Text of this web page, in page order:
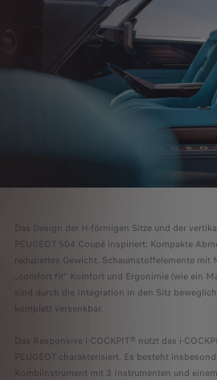
Das Design der H-förmigen Sitze und der
PEUGEOT 504 Coupé inspiriert: Kompakte
reduziertes Gewicht, Schaumstoffelemente mit
„comfort fit“ Komfort und Ergonimie (wie ein
sind durch die Integration in den Sitz
komplett versenkbar.
Das Responsive i-COCKPIT® nutzt das i-
PEUGEOT charakterisiert. Es besteht
Kombiinstrument mit 3 Instrumenten und